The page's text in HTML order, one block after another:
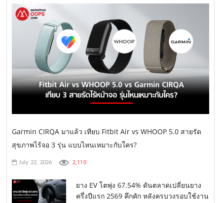
Garmin CIRQA มาแล้ว เทียบ Fitbit Air vs WHOOP 5.0 สายรัด
สุขภาพไร้จอ 3 รุ่น แบบไหนเหมาะกับใคร?
July 22, 2026 2,110
ยาง EV โตพุ่ง 67.54% ดันตลาดเปลี่ยนยาง
ครึ่งปีแรก 2569 คึกคัก หลังครบวงรอบใช้งาน